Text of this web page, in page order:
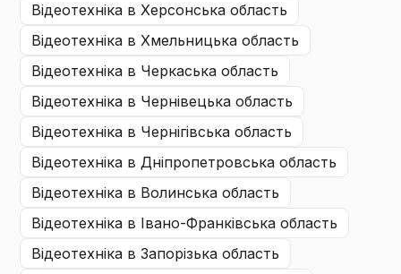
відеотехніка в Херсонська область
відеотехніка в Хмельницька область
відеотехніка в Черкаська область
відеотехніка в Чернівецька область
відеотехніка в Чернігівська область
відеотехніка в Дніпропетровська область
відеотехніка в Волинська область
відеотехніка в Івано-Франківська область
відеотехніка в Запорізька область